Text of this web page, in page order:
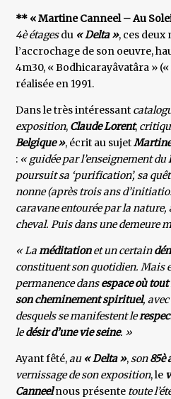
** « Martine Canneel – Au
4è étagesdu « Delta », ces
l’accrochage de son oeuvre,
4m30, « Bodhicarayâvatâra »
réalisée en 1991.
Dans le très intéressant
exposition, Claude Lorent,
Belgique », écrit au sujet
: « guidée par l’enseignement du
poursuit sa ‘purification’, sa
nonne (après trois ans
caravane entourée par la nature,
cheval. Puis dans une demeure
« Laméditationet un certain
constituent son quotidien. Mais
permanence dansespace où
son cheminement spirituel,
desquels se manifestent le
ledésir d’une vie seine. »
Ayant fêté,au « Delta »,son85è
vernissage de son exposition, le
Canneelnous présente toute